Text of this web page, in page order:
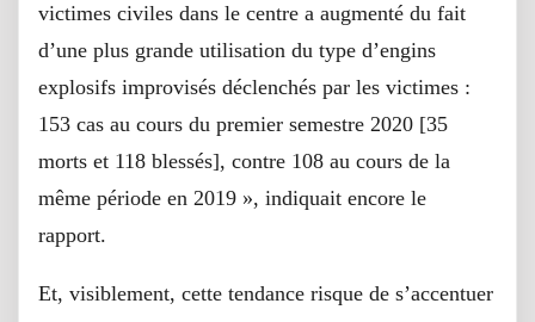
victimes civiles dans le centre a augmenté du fait
d’une plus grande utilisation du type d’engins
explosifs improvisés déclenchés par les victimes :
153 cas au cours du premier semestre 2020 [35
morts et 118 blessés], contre 108 au cours de la
même période en 2019 », indiquait encore le
rapport.
Et, visiblement, cette tendance risque de s’accentuer